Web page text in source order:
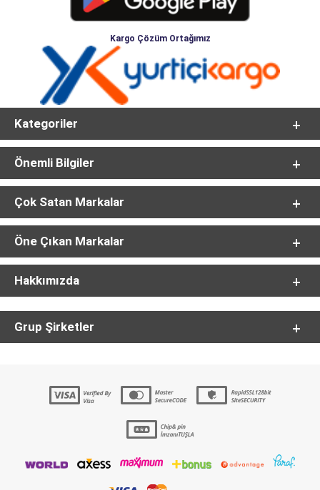
Kargo Çözüm Ortağımız
Kategoriler
Önemli Bilgiler
Çok Satan Markalar
Öne Çıkan Markalar
Hakkımızda
Grup Şirketler